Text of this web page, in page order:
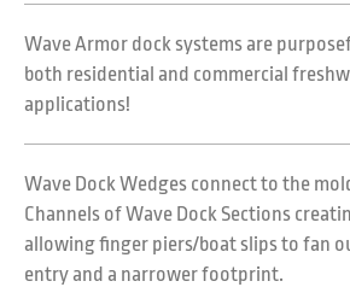
Wave Armor dock systems are
both residential and commercial
applications!
Wave Dock Wedges connect to the
Channels of Wave Dock Sections
allowing finger piers/boat slips to fan
entry and a narrower footprint.